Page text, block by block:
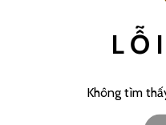
Không tìm